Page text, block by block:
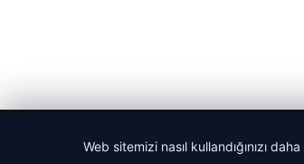
Web sitemizi nasıl kullandığınızı